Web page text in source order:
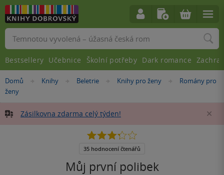
Nacházíte
se
Domů »
Knihy »
Beletrie »
Knihy pro ženy »
Romány pro
ženy
Zásilkovna zdarma celý týden!
Můj první polibek
3.3
5
35 hodnocení čtenářů
Vyhledávání
Bestsellery Učebnice Školní potřeby Dark romance